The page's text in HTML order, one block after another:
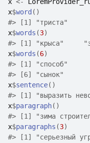
x$word ( )
#> [1] "триста"
x$words (3)
#> [1] "крыса"
x$words (6)
#> [1] "способ"
#> [6] "сынок"
x$sentence( )
#> [1] "выразить
x$paragraph( )
#> [1] "зима
x$paragraphs (3)
#> [1] "серьезный